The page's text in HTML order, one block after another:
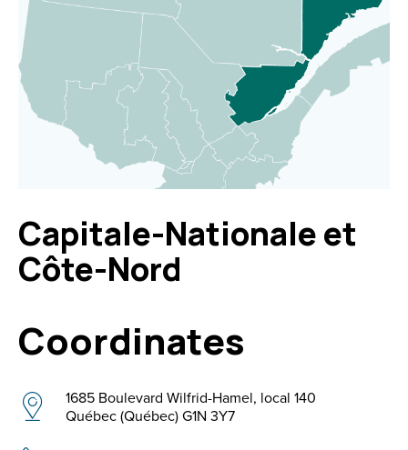
Capitale-Nationale et
Côte-Nord
Coordinates
1685 Boulevard Wilfrid-Hamel, local 140
Québec (Québec) G1N 3Y7